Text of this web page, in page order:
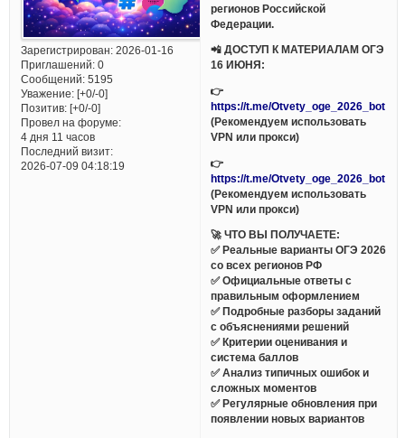
Зарегистрирован: 2026-01-16
Приглашений:0
Сообщений:5195
Уважение: [+0/-0]
Позитив: [+0/-0]
Провел на форуме:
4 дня 11 часов
Последний визит:
2026-07-09 04:18:19
регионов Российской
Федерации.
📲 ДОСТУП К МАТЕРИАЛАМ ОГЭ
16 ИЮНЯ:
👉
https://t.me/Otvety_oge_2026_bot
(Рекомендуем использовать
VPN или прокси)
👉
https://t.me/Otvety_oge_2026_bot
(Рекомендуем использовать
VPN или прокси)
🚀 ЧТО ВЫ ПОЛУЧАЕТЕ:
✅ Реальные варианты ОГЭ 2026
со всех регионов РФ
✅ Официальные ответы с
правильным оформлением
✅ Подробные разборы заданий
с объяснениями решений
✅ Критерии оценивания и
система баллов
✅ Анализ типичных ошибок и
сложных моментов
✅ Регулярные обновления при
появлении новых вариантов